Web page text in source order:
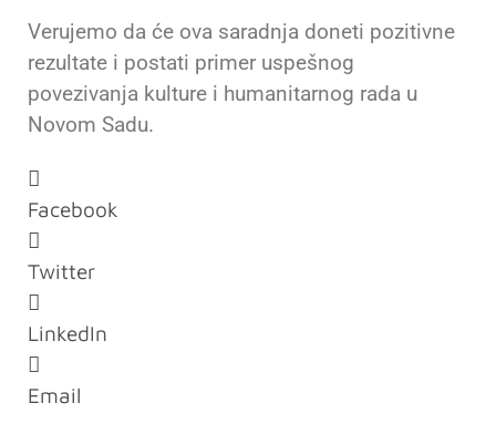
Verujemo da će ova saradnja doneti pozitivne
rezultate i postati primer uspešnog
povezivanja kulture i humanitarnog rada u
Novom Sadu.
Facebook
Twitter
LinkedIn
Email